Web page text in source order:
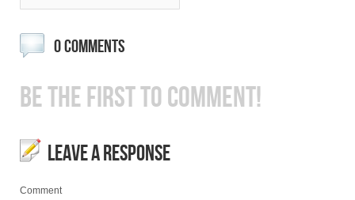
0 COMMENTS
BE THE FIRST TO COMMENT!
LEAVE A RESPONSE
Comment